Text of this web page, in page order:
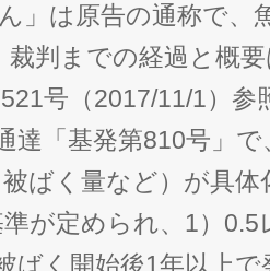
」は原告の通称で、
判までの経過と概
521号（2017/11/1）参
達「基発第810号」
ばく量など）が具
が定められ、1）
ばく開始後1年以上